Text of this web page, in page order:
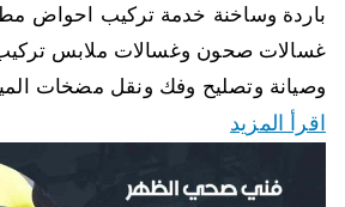
باردة وساخنة خدمة تركيب احواض
غسالات صحون وغسالات ملابس تركيب
وصيانة وتصليح وفك ونقل مضخات
اقرأ المزيد